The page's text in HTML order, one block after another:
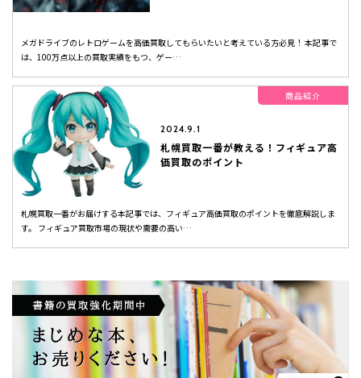
メガドライブのレトロゲームを高価買取してもらいたいと考えている方必見！ 本記事で
は、100万点以上の買取実績をもつ、ゲー…
商品紹介
2024.9.1
札幌買取一番が教える！フィギュア高
価買取のポイント
札幌買取一番がお届けする本記事では、フィギュア高価買取のポイントを徹底解説しま
す。 フィギュア買取市場の現状や需要の高い…